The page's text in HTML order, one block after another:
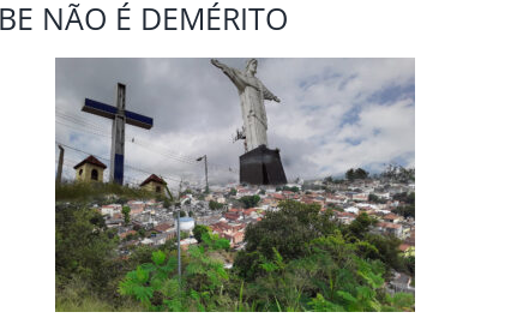
NÃO É DEMÉRITO